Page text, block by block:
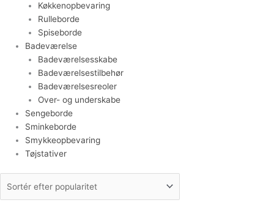
Køkkenopbevaring
Rulleborde
Spiseborde
Badeværelse
Badeværelsesskabe
Badeværelsestilbehør
Badeværelsesreoler
Over- og underskabe
Sengeborde
Sminkeborde
Smykkeopbevaring
Tøjstativer